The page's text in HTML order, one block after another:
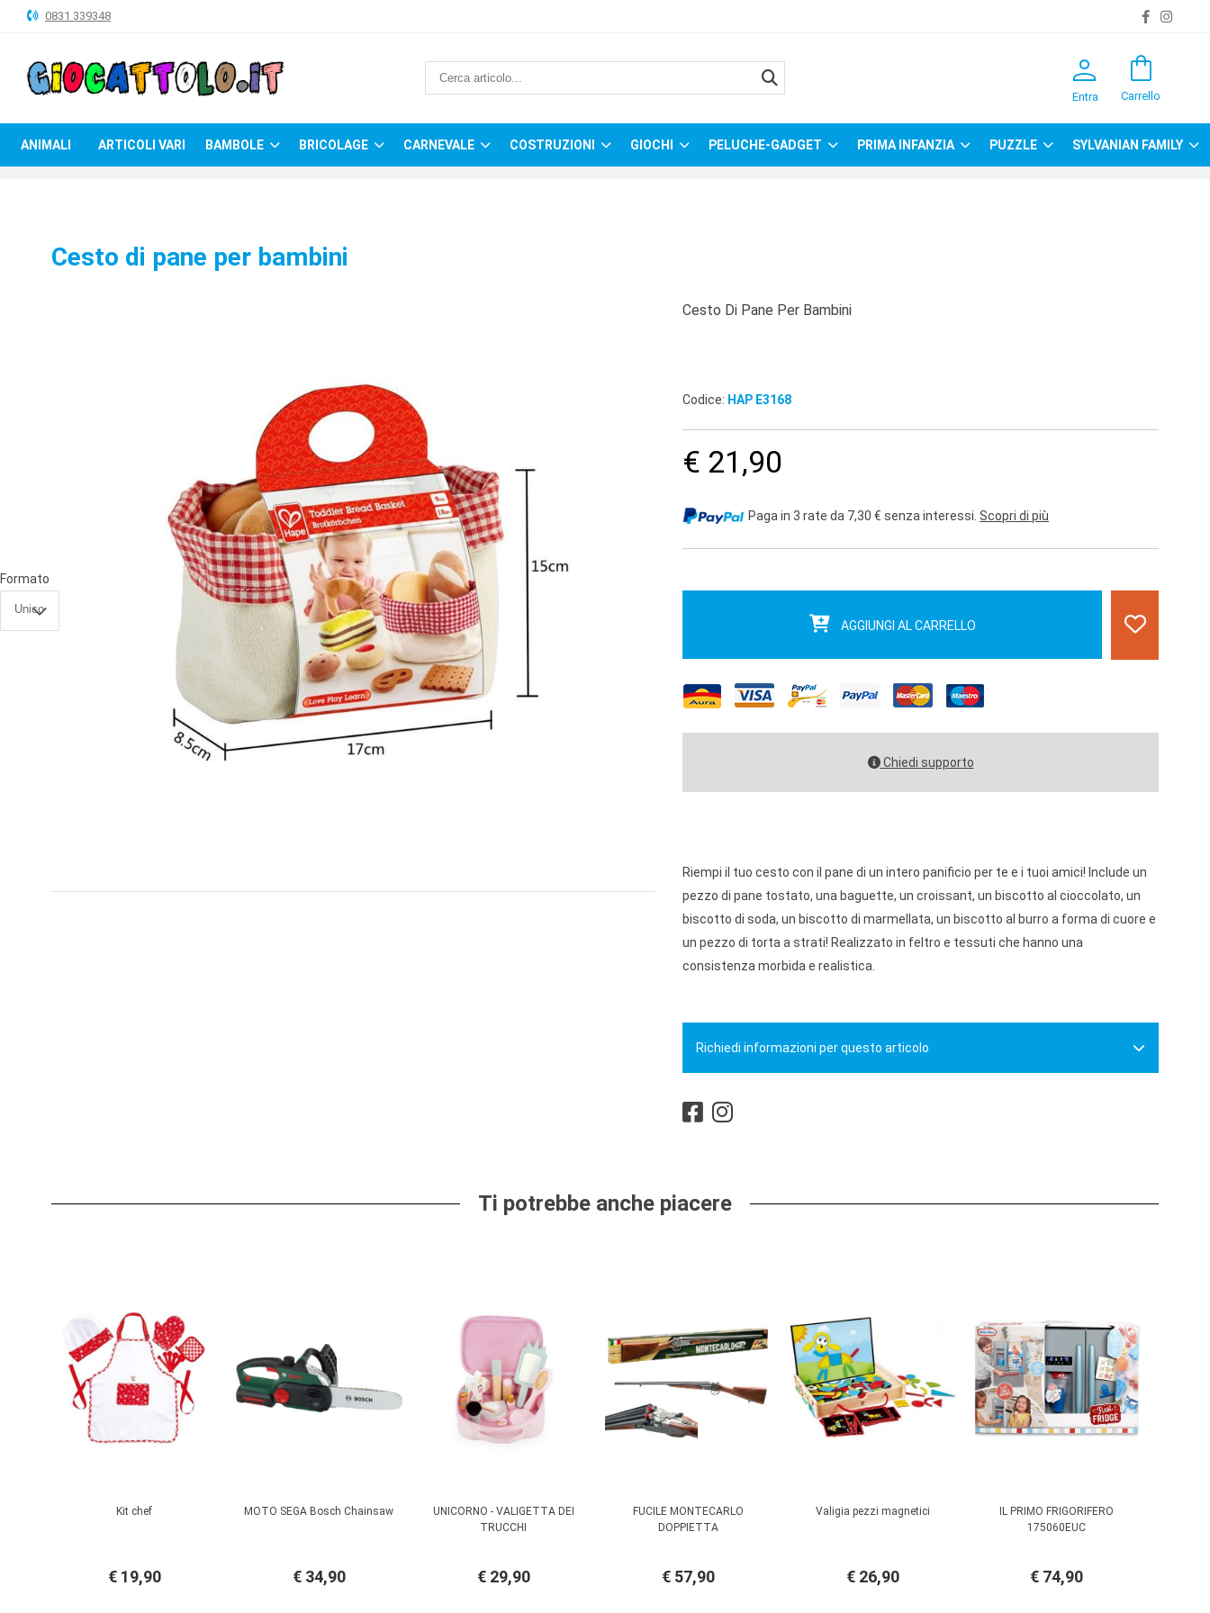
ANIMALI
BAMBOLE
BORSETTE
0831 339348
person
Entra
shopping_bag
Carrello
ANIMALI ARTICOLI VARI BAMBOLE BRICOLAGE CARNEVALE COSTRUZIONI GIOCHI PELUCHE-GADGET PRIMA INFANZIA PUZZLE SYLVANIAN FAMILY
Cesto di pane per bambini
Cesto Di Pane Per Bambini
Codice: HAP E3168
€ 21,90
Paga in 3 rate da 7,30 € senza interessi.Scopri di più
Formato
AGGIUNGI AL CARRELLO
Chiedi supporto
Riempi il tuo cesto con il pane di un intero panificio per te e i tuoi amici! Include un
pezzo di pane tostato, una baguette, un croissant, un biscotto al cioccolato, un
biscotto di soda, un biscotto di marmellata, un biscotto al burro a forma di cuore e
un pezzo di torta a strati! Realizzato in feltro e tessuti che hanno una
consistenza morbida e realistica.
Richiedi informazioni per questo articolo
Ti potrebbe anche piacere
Kit chef
€ 19,90
MOTO SEGA Bosch Chainsaw
€ 34,90
UNICORNO - VALIGETTA DEI
TRUCCHI
€ 29,90
FUCILE MONTECARLO
DOPPIETTA
€ 57,90
Valigia pezzi magnetici
€ 26,90
IL PRIMO FRIGORIFERO
175060EUC
€ 74,90